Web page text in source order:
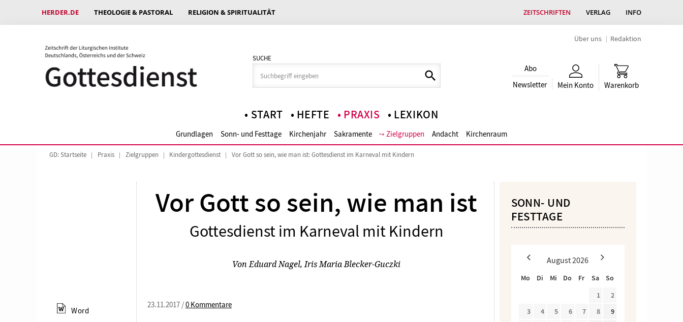
HERDER.DE THEOLOGIE & PASTORAL RELIGION & SPIRITUALITÄT ZEITSCHRIFTEN VERLAG INFO
Über uns Redaktion
SUCHE
Abo
Newsletter
Mein Konto Warenkorb
START HEFTE PRAXIS LEXIKON
Grundlagen Sonn- und Festtage Kirchenjahr Sakramente Zielgruppen Andacht Kirchenraum
GD: Startseite Praxis Zielgruppen Kindergottesdienst Vor Gott so sein, wie man ist: Gottesdienst im Karneval mit Kindern
Vor Gott so sein, wie man ist
:
Gottesdienst im Karneval mit Kindern
VonEduard Nagel,Iris Maria Blecker-Guczki
23.11.2017 /0 Kommentare
Word
SONN- UND
FESTTAGE
August2026
Mo Di Mi Do Fr Sa
So
1
2
3
4 5 6 7 8
9